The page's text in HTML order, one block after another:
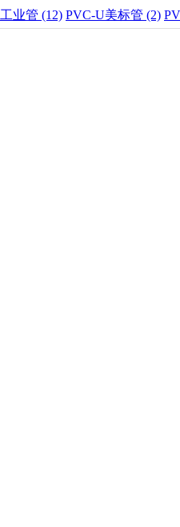
业管 (12) PVC-U美标管 (2)